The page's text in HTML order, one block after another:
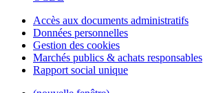
Accès aux documents administratifs
Données personnelles
Gestion des cookies
Marchés publics & achats responsables
Rapport social unique